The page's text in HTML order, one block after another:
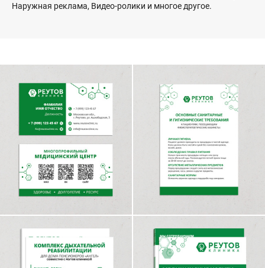
Наружная реклама, Видео-ролики и многое другое.